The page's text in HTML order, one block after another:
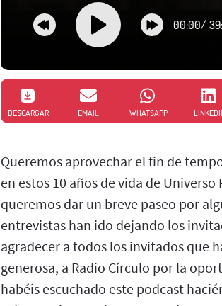
00:00/
DESCARGAR EMAIL WHATSAPP
Queremos aprovechar el fin de
en estos 10 años de vida de
queremos dar un breve paseo por
entrevistas han ido dejando los
agradecer a todos los invitados que
generosa, a Radio Círculo por la
habéis escuchado este podcast